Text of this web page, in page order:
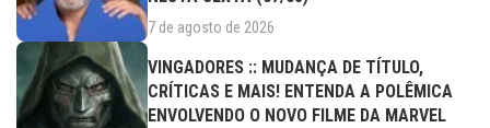
7 de agosto de 2026
VINGADORES :: MUDANÇA DE TÍTULO,
CRÍTICAS E MAIS! ENTENDA A POLÊMICA
ENVOLVENDO O NOVO FILME DA MARVEL